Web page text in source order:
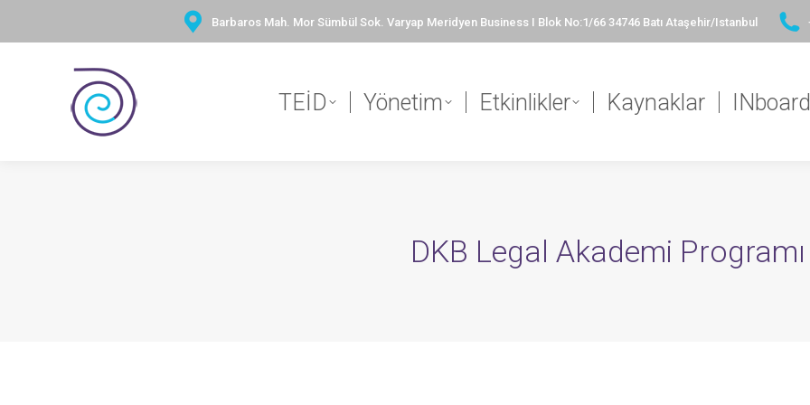
Barbaros Mah. Mor Sümbül Sok. Varyap Meridyen Business I Blok No:1/66 34746 Batı Ataşehir/Istanbul
TEİD Yönetim Etkinlikler Kaynaklar INboard
DKB Legal Akademi Programı